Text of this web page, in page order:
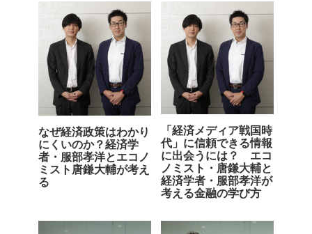
なぜ経済政策はわかり
にくいのか？経済学
者・服部孝洋とエコノ
ミスト唐鎌大輔が考え
る
「経済メディア戦国時
代」に信頼できる情報
に出会うには？ エコ
ノミスト・唐鎌大輔と
経済学者・服部孝洋が
考える金融の学び方